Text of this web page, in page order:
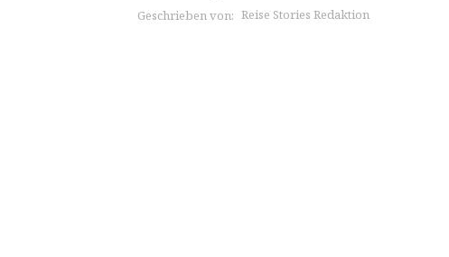
Geschrieben von: Reise Stories Redaktion